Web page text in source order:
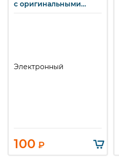
с оригинальными
марками. СССР. 1923-
Электронный
100 ₽